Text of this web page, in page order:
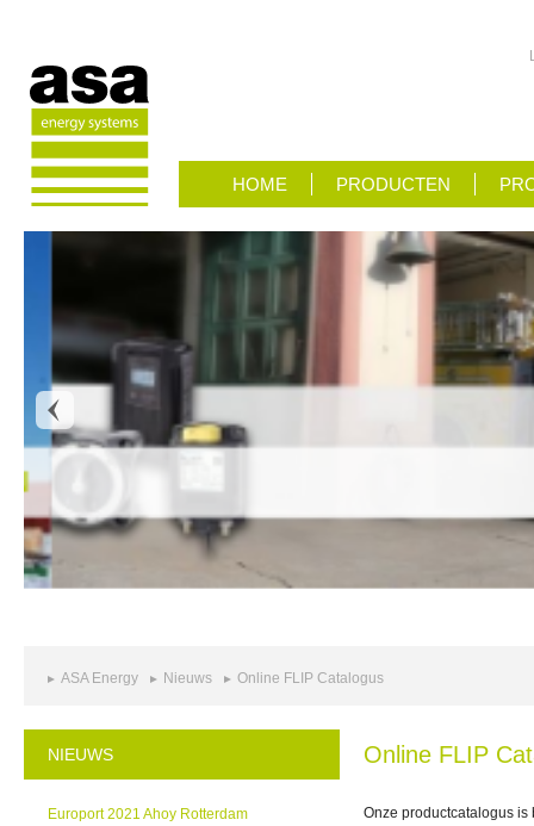
HOME PRODUCTEN
ASA Energy Nieuws Online FLIP Catalogus
NIEUWS
Europort 2021 Ahoy Rotterdam
Online FLIP
Onze productcatalogus